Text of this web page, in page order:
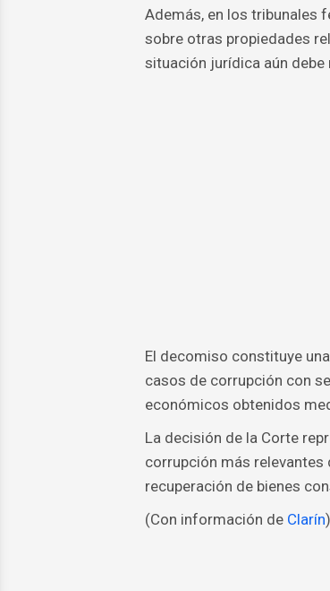
Además, en los tribunales
sobre otras propiedades
situación jurídica aún debe
El decomiso constituye
casos de corrupción con
económicos obtenidos
La decisión de la Corte
corrupción más relevantes
recuperación de bienes
(Con información de Clarín)